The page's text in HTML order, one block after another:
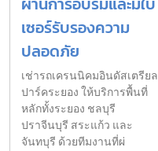
เซอร์รับรองความ
ปลอดภัย
เช่ารถเครนนิคมอินดัสเตรียล
ปาร์คระยอง ให้บริการพื้นที่
หลักทั้งระยอง ชลบุรี
ปราจีนบุรี สระแก้ว และ
จันทบุรี ด้วยทีมงานที่ผ่